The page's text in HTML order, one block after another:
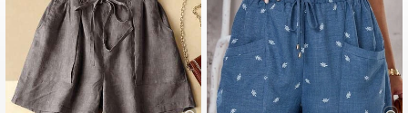
4.86 1M フォロワー
4.86 1M フォロワー